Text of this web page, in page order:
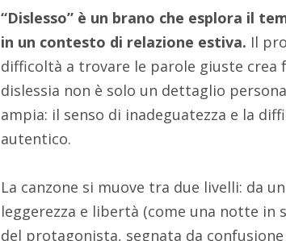
“Dislesso” è un brano che esplora il
in un contesto di relazione estiva. Il
difficoltà a trovare le parole giuste
dislessia non è solo un dettaglio
ampia: il senso di inadeguatezza e la
autentico.
La canzone si muove tra due livelli: da
leggerezza e libertà (come una notte in
del protagonista, segnata da